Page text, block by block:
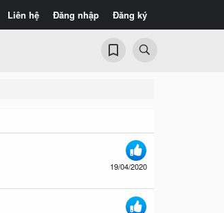
Liên hệ Đăng nhập Đăng ký
19/04/2020